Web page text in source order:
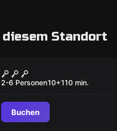
diesem Standort
OPERATION MINDFALL
2-6 Personen10+110 min.
Buchen